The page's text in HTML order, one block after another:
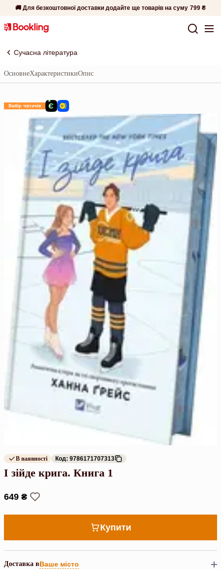
🚚 Для безкоштовної доставки додайте ще товарів на суму 799 ₴
Сучасна література
ОсновнеХарактеристикиОпис
Вибір читачів
В наявності Код: 9786171707313
І зійде крига. Книга 1
649 ₴
Купити
Доставка вВаше місто